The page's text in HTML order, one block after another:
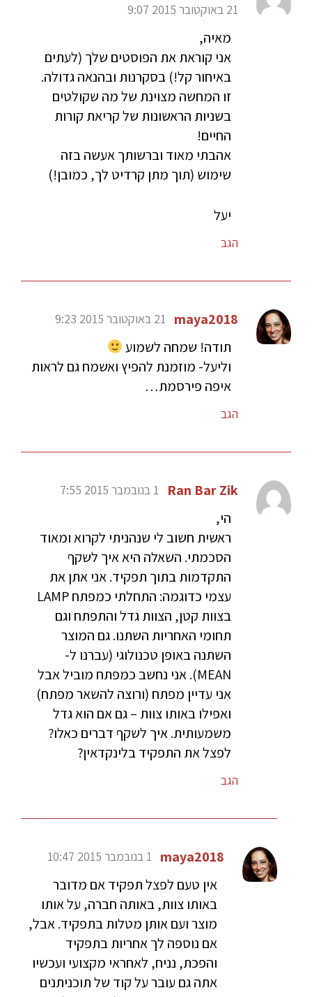
21 באוקטובר 2015 9:07
מאיה,
אני קוראת את הפוסטים שלך (לעתים
באיחור קל!) בסקרנות ובהנאה גדולה.
זו המחשה מצוינת של מה שקולטים
בשניות הראשונות של קריאת קורות
החיים!
אהבתי מאוד וברשותך אעשה בזה
שימוש (תוך מתן קרדיט לך, כמובן!)
יעל
הגב
maya2018 21 באוקטובר 2015 9:23
תודה! שמחה לשמוע
וליעל- מוזמנת להפיץ ואשמח גם לראות
איפה פירסמת…
הגב
Ran Bar Zik 1 בנובמבר 2015 7:55
הי,
ראשית חשוב לי שנהניתי לקרוא ומאוד
הסכמתי. השאלה היא איך לשקף
התקדמות בתוך תפקיד. אני אתן את
עצמי כדוגמה: התחלתי כמפתח LAMP
בצוות קטן, הצוות גדל והתפתח וגם
תחומי האחריות השתנו. גם המוצר
השתנה באופן טכנולוגי (עברנו ל-
MEAN). אני נחשב כמפתח מוביל אבל
אני עדיין מפתח (ורוצה להשאר מפתח)
ואפילו באותו צוות – גם אם הוא גדל
משמעותית. איך לשקף דברים כאלו?
לפצל את התפקיד בלינקדאין?
הגב
maya2018 1 בנובמבר 2015 10:47
אין טעם לפצל תפקיד אם מדובר
באותו צוות, באותה חברה, על אותו
מוצר ועם אותן מטלות בתפקיד. אבל,
אם נוספה לך אחריות בתפקיד
והפכת, נניח, לאחראי מקצועי ועכשיו
אתה גם עובר על קוד של תוכניתנים